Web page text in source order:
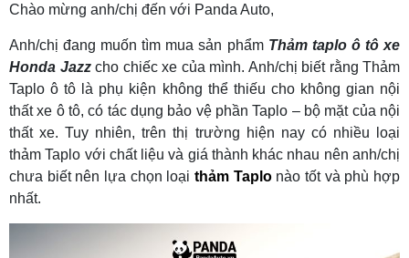
Chào mừng anh/chị đến với Panda Auto,
Anh/chị đang muốn tìm mua sản phẩm Thảm taplo ô tô xe
Honda Jazzcho chiếc xe của mình. Anh/chị biết rằng Thảm
Taplo ô tô là phụ kiện không thể thiếu cho không gian nội
thất xe ô tô, có tác dụng bảo vệ phần Taplo – bộ mặt của nội
thất xe. Tuy nhiên, trên thị trường hiện nay có nhiều loại
thảm Taplo với chất liệu và giá thành khác nhau nên anh/chị
chưa biết nên lựa chọn loại thảm Taplonào tốt và phù hợp
nhất.